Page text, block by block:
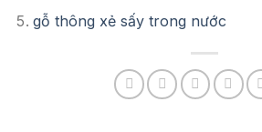
gỗ thông xẻ sấy trong nước